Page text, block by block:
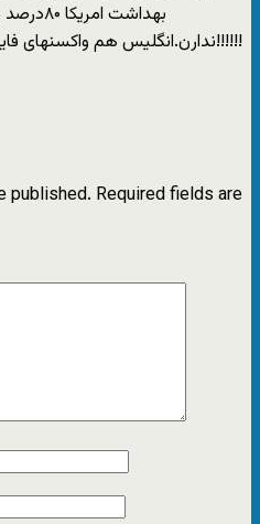
بهداشت
ندارن.انگلیس هم واکسنهای فایزرش اول فرستاده برای کنیا!!!!!!
published. Required fields are